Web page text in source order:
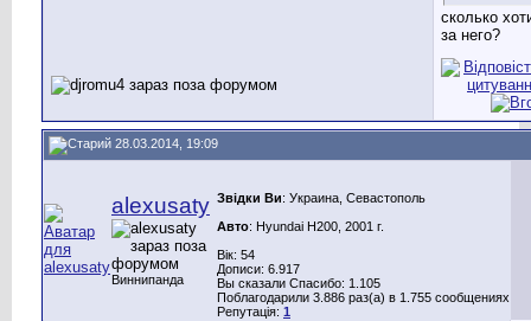
сколько
за него?
28.03.2014, 19:09
alexusaty
Виннипанда
Звідки Ви: Украина, Севастополь
Авто: Hyundai H200, 2001 г.
Вік: 54
Дописи: 6.917
Вы сказали Спасибо: 1.105
Поблагодарили 3.886 раз(а) в 1.755 сообщениях
Репутація: 1